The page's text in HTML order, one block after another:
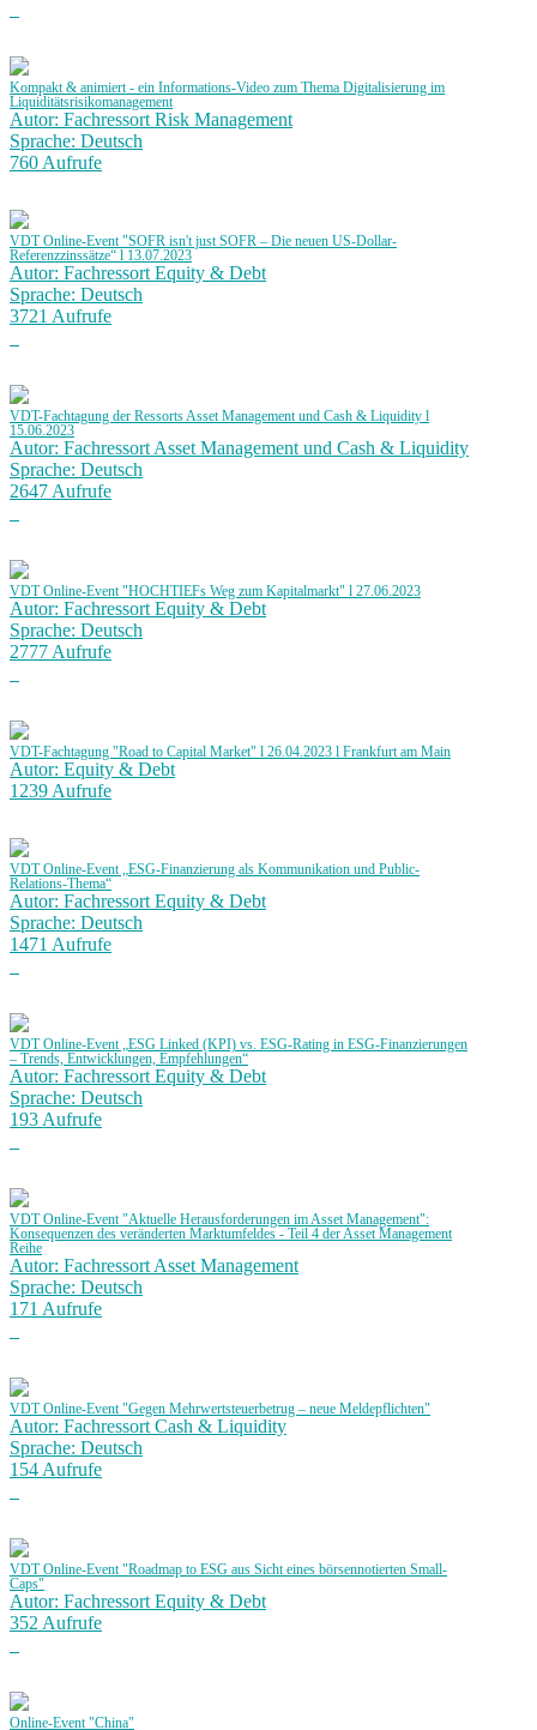
Kompakt & animiert - ein Informations-Video zum Thema Digitalisierung im
Liquiditätsrisikomanagement
Autor: Fachressort Risk Management
Sprache: Deutsch
760 Aufrufe
VDT Online-Event "SOFR isn't just SOFR – Die neuen US-Dollar-
Referenzzinssätze“ l 13.07.2023
Autor: Fachressort Equity & Debt
Sprache: Deutsch
3721 Aufrufe
VDT-Fachtagung der Ressorts Asset Management und Cash & Liquidity l
15.06.2023
Autor: Fachressort Asset Management und Cash & Liquidity
Sprache: Deutsch
2647 Aufrufe
VDT Online-Event "HOCHTIEFs Weg zum Kapitalmarkt" l 27.06.2023
Autor: Fachressort Equity & Debt
Sprache: Deutsch
2777 Aufrufe
VDT-Fachtagung "Road to Capital Market" l 26.04.2023 l Frankfurt am Main
Autor: Equity & Debt
1239 Aufrufe
VDT Online-Event „ESG-Finanzierung als Kommunikation und Public-
Relations-Thema“
Autor: Fachressort Equity & Debt
Sprache: Deutsch
1471 Aufrufe
VDT Online-Event „ESG Linked (KPI) vs. ESG-Rating in ESG-Finanzierungen
– Trends, Entwicklungen, Empfehlungen“
Autor: Fachressort Equity & Debt
Sprache: Deutsch
193 Aufrufe
VDT Online-Event "Aktuelle Herausforderungen im Asset Management":
Konsequenzen des veränderten Marktumfeldes - Teil 4 der Asset Management
Reihe
Autor: Fachressort Asset Management
Sprache: Deutsch
171 Aufrufe
VDT Online-Event "Gegen Mehrwertsteuerbetrug – neue Meldepflichten"
Autor: Fachressort Cash & Liquidity
Sprache: Deutsch
154 Aufrufe
VDT Online-Event "Roadmap to ESG aus Sicht eines börsennotierten Small-
Caps"
Autor: Fachressort Equity & Debt
352 Aufrufe
Online-Event "China"